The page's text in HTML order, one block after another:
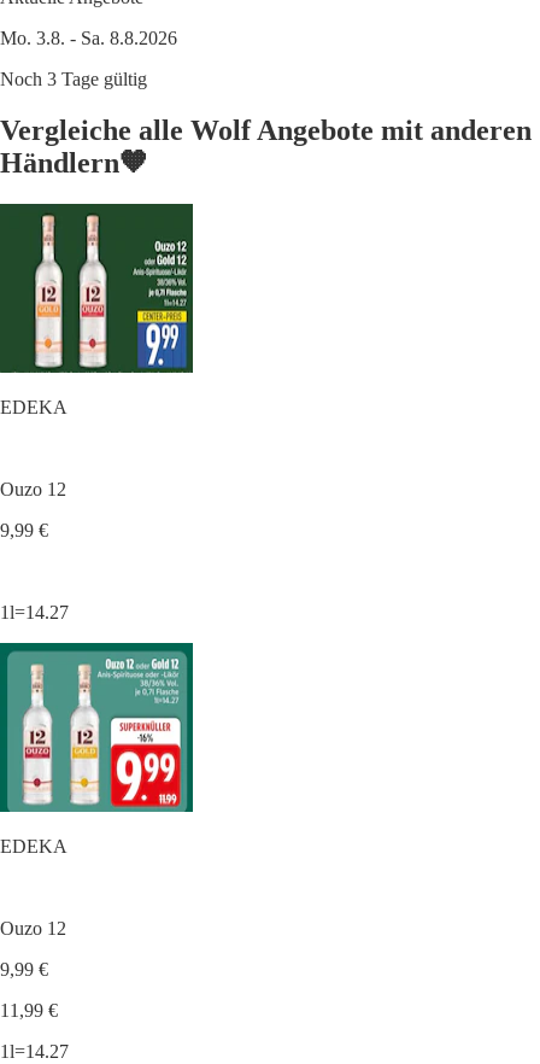
Mo. 3.8. - Sa. 8.8.2026
Noch 3 Tage gültig
Vergleiche alle Wolf Angebote mit anderen
Händlern🧡
EDEKA
Ouzo 12
9,99 €
1l=14.27
EDEKA
Ouzo 12
9,99 €
11,99 €
1l=14.27